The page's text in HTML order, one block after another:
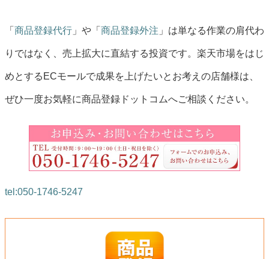
「 商品登録代行 」や「 商品登録外注 」は単なる作業の肩代わ
りではなく、売上拡大に直結する投資です。楽天市場をはじ
めとするECモールで成果を上げたいとお考えの店舗様は、
ぜひ一度お気軽に商品登録ドットコムへご相談ください。
tel:050-1746-5247